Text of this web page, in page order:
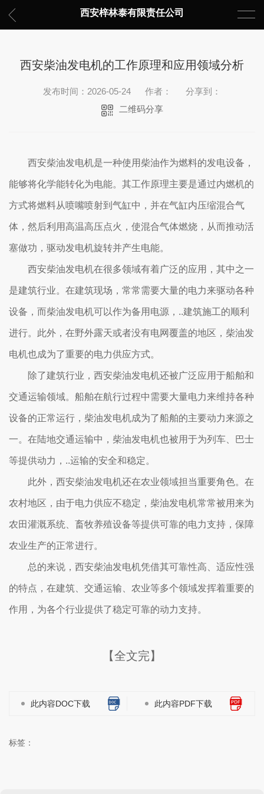
西安梓林泰有限责任公司
西安柴油发电机的工作原理和应用领域分析
发布时间：2026-05-24 作者：
分享到：
二维码分享
西安柴油发电机是一种使用柴油作为燃料的发电设备，
能够将化学能转化为电能。其工作原理主要是通过内燃机的
方式将燃料从喷嘴喷射到气缸中，并在气缸内压缩混合气
体，然后利用高温高压点火，使混合气体燃烧，从而推动活
塞做功，驱动发电机旋转并产生电能。
西安柴油发电机在很多领域有着广泛的应用，其中之一
是建筑行业。在建筑现场，常常需要大量的电力来驱动各种
设备，而柴油发电机可以作为备用电源，..建筑施工的顺利
进行。此外，在野外露天或者没有电网覆盖的地区，柴油发
电机也成为了重要的电力供应方式。
除了建筑行业，西安柴油发电机还被广泛应用于船舶和
交通运输领域。船舶在航行过程中需要大量电力来维持各种
设备的正常运行，柴油发电机成为了船舶的主要动力来源之
一。在陆地交通运输中，柴油发电机也被用于为列车、巴士
等提供动力，..运输的安全和稳定。
此外，西安柴油发电机还在农业领域担当重要角色。在
农村地区，由于电力供应不稳定，柴油发电机常常被用来为
农田灌溉系统、畜牧养殖设备等提供可靠的电力支持，保障
农业生产的正常进行。
总的来说，西安柴油发电机凭借其可靠性高、适应性强
的特点，在建筑、交通运输、农业等多个领域发挥着重要的
作用，为各个行业提供了稳定可靠的动力支持。
【全文完】
此内容DOC下载 此内容PDF下载
标签：